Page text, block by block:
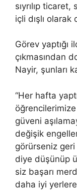
sıyrılıp
içli dışlı olarak
Görev yaptığı
çıkmasından
Nayir, şunları
“Her hafta
güveni
değişik
görürseniz
diye düşünüp
siz başarı
daha iyi